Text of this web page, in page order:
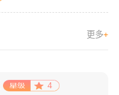
更多+
4